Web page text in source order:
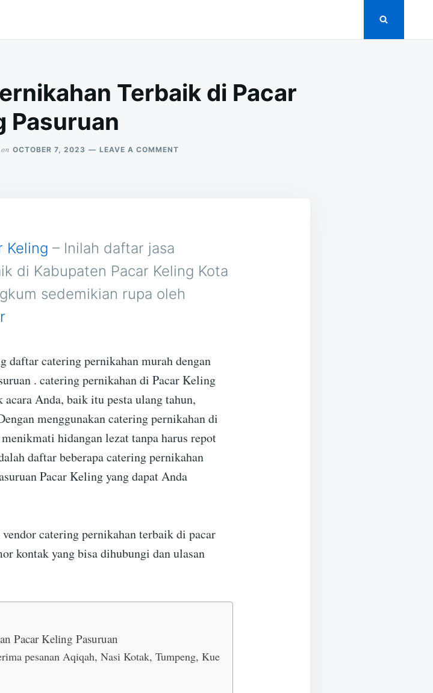
Terbaik di Pacar
Pasuruan
on OCTOBER 7, 2023 LEAVE A COMMENTON
Keling – Inilah daftar jasa
di Kabupaten Pacar Keling Kota
sedemikian rupa oleh
daftar catering pernikahan murah dengan
. catering pernikahan di Pacar Keling
Anda, baik itu pesta ulang tahun,
menggunakan catering pernikahan di
hidangan lezat tanpa harus repot
daftar beberapa catering pernikahan
Pacar Keling yang dapat Anda
catering pernikahan terbaik di pacar
kontak yang bisa dihubungi dan ulasan
Pacar Keling Pasuruan
pesanan Aqiqah, Nasi Kotak, Tumpeng, Kue